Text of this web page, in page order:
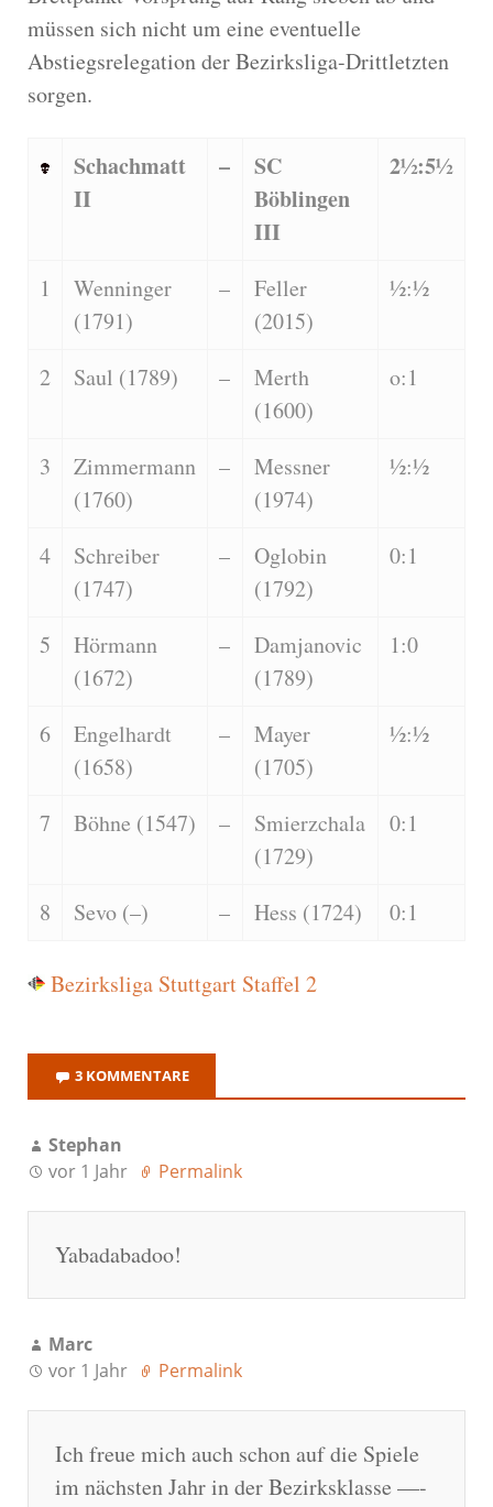
müssen sich nicht um eine eventuelle
Abstiegsrelegation der Bezirksliga-Drittletzten
sorgen.
Schachmatt
II
–
SC
Böblingen
III
2½:5½
1
Wenninger
(1791)
–
Feller
(2015)
½:½
2 Saul (1789) –
Merth
(1600)
o:1
3
Zimmermann
(1760)
–
Messner
(1974)
½:½
4
Schreiber
(1747)
–
Oglobin
(1792)
0:1
5
Hörmann
(1672)
–
Damjanovic
(1789)
1:0
6
Engelhardt
(1658)
–
Mayer
(1705)
½:½
7 Böhne (1547) –
Smierzchala
(1729)
0:1
8 Sevo (–) – Hess (1724) 0:1
Bezirksliga Stuttgart Staffel 2
3 KOMMENTARE
Stephan
vor 1 Jahr
Permalink
Yabadabadoo!
Marc
vor 1 Jahr
Permalink
Ich freue mich auch schon auf die Spiele
im nächsten Jahr in der Bezirksklasse —-